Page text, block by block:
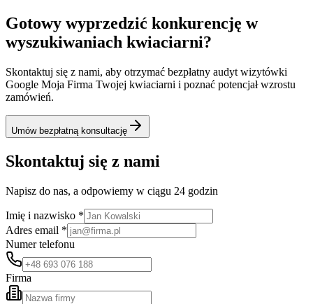
Gotowy wyprzedzić konkurencję w
wyszukiwaniach kwiaciarni?
Skontaktuj się z nami, aby otrzymać bezpłatny audyt wizytówki
Google Moja Firma Twojej kwiaciarni i poznać potencjał wzrostu
zamówień.
Umów bezpłatną konsultację
Skontaktuj się z nami
Napisz do nas, a odpowiemy w ciągu 24 godzin
Imię i nazwisko *
Adres email *
Numer telefonu
Firma